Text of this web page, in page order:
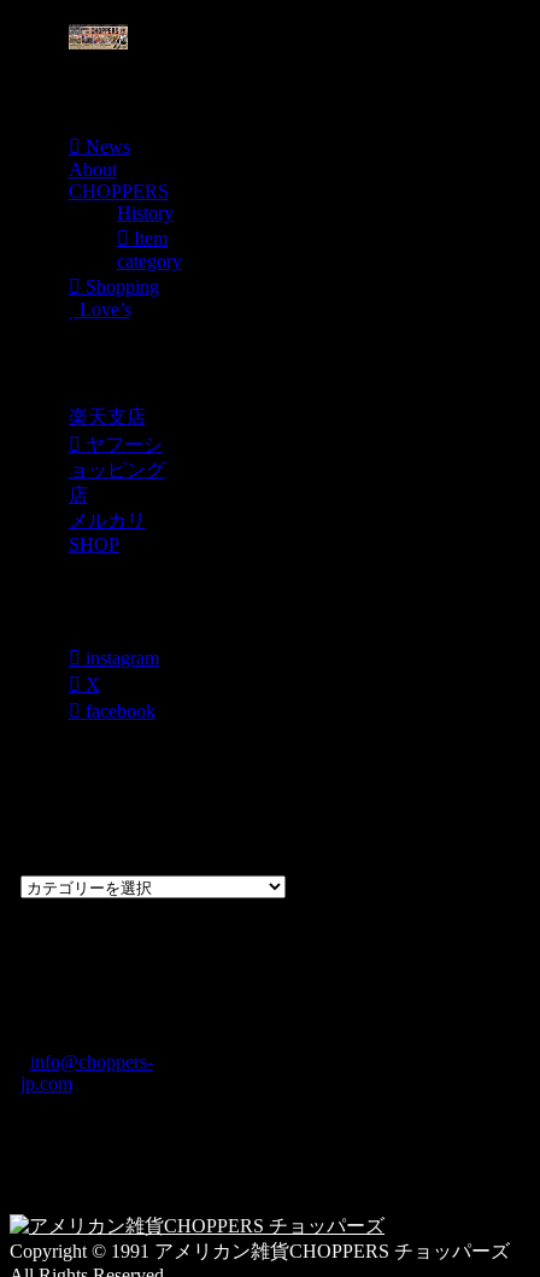
News
About
CHOPPERS
History
Item
category
Shopping
Love’s
楽天支店
ヤフーシ
ョッピング
店
メルカリ
SHOP
instagram
X
facebook
過
テ
ゴ
info@choppers-
jp.com
Copyright © 1991 アメリカン雑貨CHOPPERS チョッパーズ